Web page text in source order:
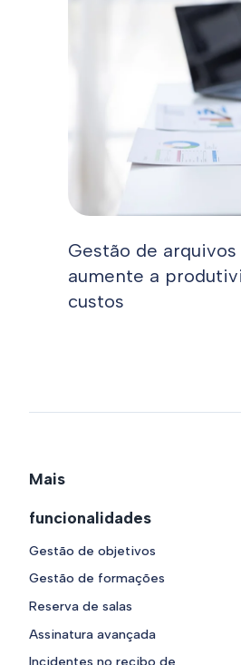
Gestão de
aumente a
custos
Mais
funcionalidades
Gestão de objetivos
Gestão de formações
Reserva de salas
Assinatura avançada